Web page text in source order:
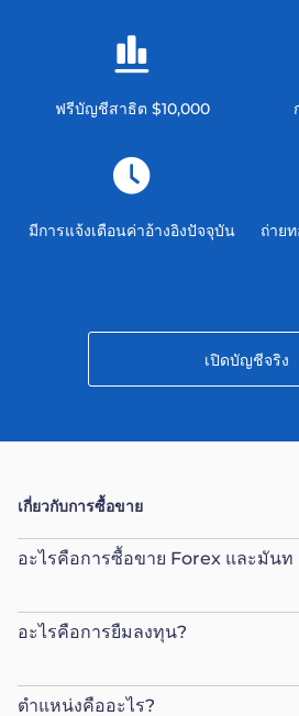
ฟรีบัญชีสาธิต $10,000
มีการแจ้งเตือนค่าอ้างอิงปัจจุบัน
ถ่าย
เปิดบัญชีจริง
เกี่ยวกับการซื้อขาย
อะไรคือการซื้อขาย Forex และมันท
อะไรคือการยืมลงทุน?
ตำแหน่งคืออะไร?